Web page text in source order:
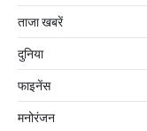
ताजा खबरें
दुनिया
फाइनेंस
मनोरंजन